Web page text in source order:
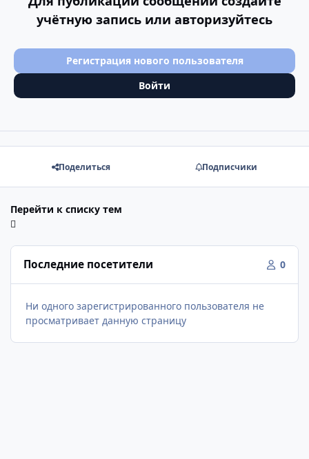
учётную запись или авторизуйтесь
Регистрация нового пользователя
Войти
Поделиться Подписчики
Перейти к списку тем
Последние посетители 0
Ни одного зарегистрированного пользователя не
просматривает данную страницу